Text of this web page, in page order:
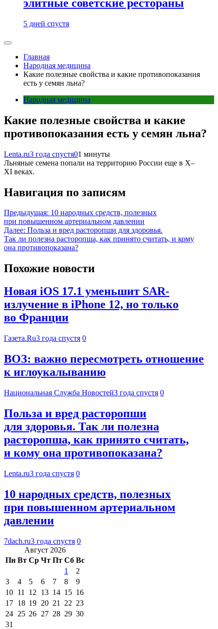
элитные советские рестораны
5 дней спустя
Главная
Народная медицина
Какие полезные свойства и какие противопоказания
есть у семян льна?
Народная медицина
Какие полезные свойства и какие
противопоказания есть у семян льна?
Lenta.ru3 года спустя01 минуты
Льняные семена попали на территорию России еще в X–
XI веках.
Навигация по записям
Предыдущая: 10 народных средств, полезных
при повышенном артериальном давлении
Далее: Польза и вред расторопши для здоровья.
Так ли полезна расторопша, как принято считать, и кому
она противопоказана?
Похожие новости
Новая iOS 17.1 уменьшит SAR-
излучение в iPhone 12, но только
во Франции
Газета.Ru3 года спустя 0
ВОЗ: важно пересмотреть отношение
к иглоукалыванию
Национальная Служба Новостей3 года спустя 0
Польза и вред расторопши
для здоровья. Так ли полезна
расторопша, как принято считать,
и кому она противопоказана?
Lenta.ru3 года спустя 0
10 народных средств, полезных
при повышенном артериальном
давлении
7dach.ru3 года спустя 0
Август 2026
Пн Вт Ср Чт Пт Сб Вс
1
2
3
4 5 6 7 8
9
10 11 12 13 14 15 16
17 18 19 20 21 22 23
24 25 26 27 28 29 30
31